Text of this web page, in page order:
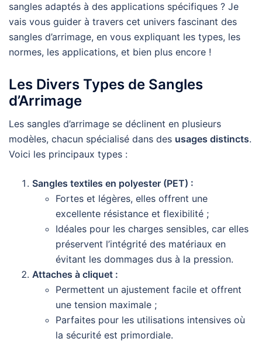
sangles adaptés à des applications spécifiques ? Je
vais vous guider à travers cet univers fascinant des
sangles d’arrimage, en vous expliquant les types, les
normes, les applications, et bien plus encore !
Les Divers Types de Sangles
d’Arrimage
Les sangles d’arrimage se déclinent en plusieurs
modèles, chacun spécialisé dans des usages distincts.
Voici les principaux types :
Sangles textiles en polyester (PET) :
Fortes et légères, elles offrent une
excellente résistance et flexibilité ;
Idéales pour les charges sensibles, car elles
préservent l’intégrité des matériaux en
évitant les dommages dus à la pression.
Attaches à cliquet :
Permettent un ajustement facile et offrent
une tension maximale ;
Parfaites pour les utilisations intensives où
la sécurité est primordiale.